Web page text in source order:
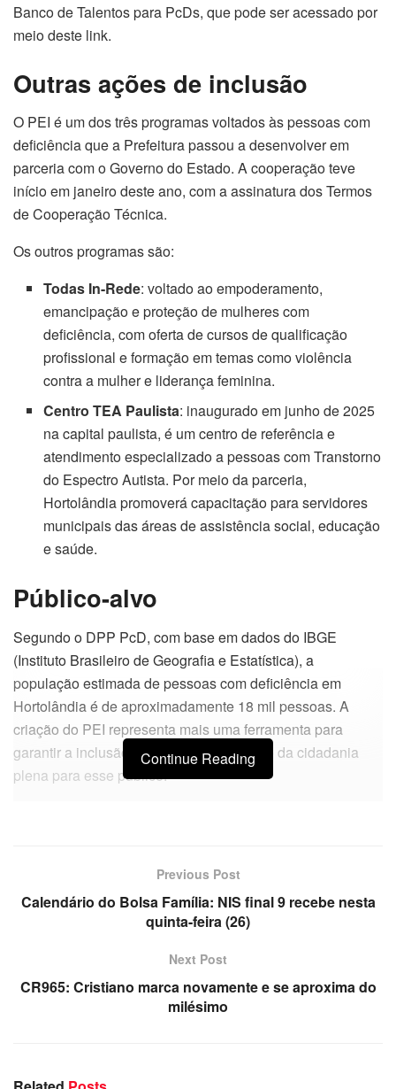
Banco de Talentos para PcDs, que pode ser acessado por
meio deste link.
Outras ações de inclusão
O PEI é um dos três programas voltados às pessoas com
deficiência que a Prefeitura passou a desenvolver em
parceria com o Governo do Estado. A cooperação teve
início em janeiro deste ano, com a assinatura dos Termos
de Cooperação Técnica.
Os outros programas são:
Todas In-Rede: voltado ao empoderamento,
emancipação e proteção de mulheres com
deficiência, com oferta de cursos de qualificação
profissional e formação em temas como violência
contra a mulher e liderança feminina.
Centro TEA Paulista: inaugurado em junho de 2025
na capital paulista, é um centro de referência e
atendimento especializado a pessoas com Transtorno
do Espectro Autista. Por meio da parceria,
Hortolândia promoverá capacitação para servidores
municipais das áreas de assistência social, educação
e saúde.
Público-alvo
Segundo o DPP PcD, com base em dados do IBGE
(Instituto Brasileiro de Geografia e Estatística), a
população estimada de pessoas com deficiência em
Hortolândia é de aproximadamente 18 mil pessoas. A
criação do PEI representa mais uma ferramenta para
garantir a inclusão produtiva e o exercício da cidadania
plena para esse público.
Continue Reading
Previous Post
Calendário do Bolsa Família: NIS final 9 recebe nesta
quinta-feira (26)
Next Post
CR965: Cristiano marca novamente e se aproxima do
milésimo